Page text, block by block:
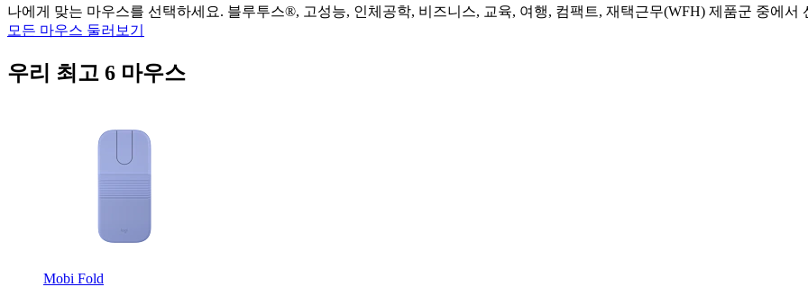
나에게 맞는 마우스를 선택하세요. 블루투스®, 고성능, 인체공학, 비즈니스, 교육, 여행, 컴팩트, 재택근무(WFH) 제품군 중에서
모든 마우스 둘러보기
우리 최고 6 마우스
Mobi Fold